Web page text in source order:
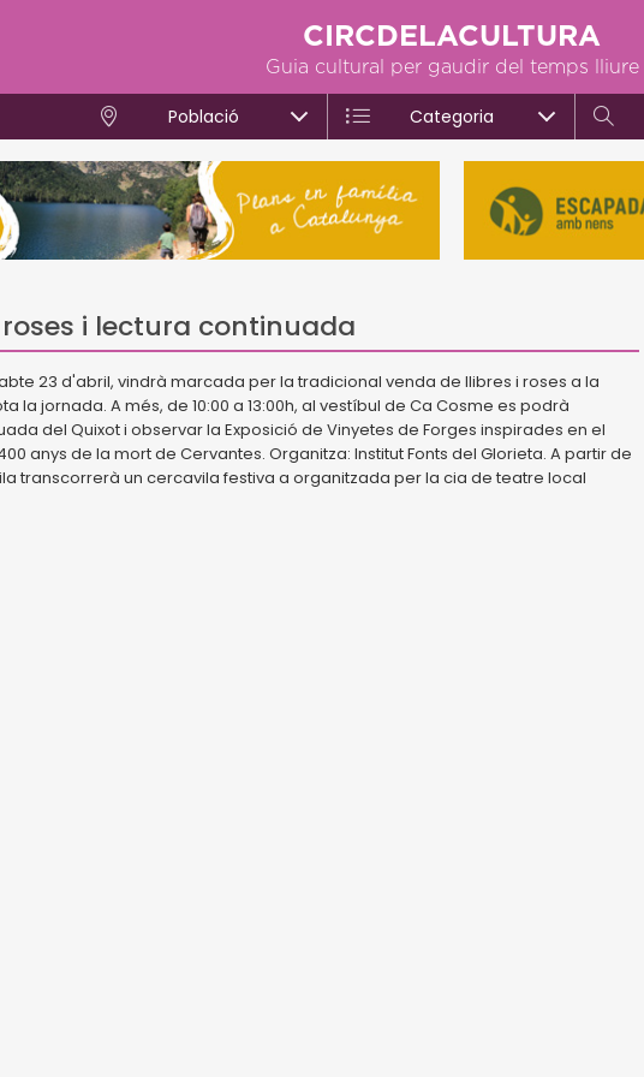
CIRCDELACULTURA
Guia cultural per gaudir del temps lliure
Població Categoria
i lectura continuada
23 d'abril, vindrà marcada per la tradicional venda de llibres i roses a la
la jornada. A més, de 10:00 a 13:00h, al vestíbul de Ca Cosme es podrà
del Quixot i observar la Exposició de Vinyetes de Forges inspirades en el
anys de la mort de Cervantes. Organitza: Institut Fonts del Glorieta. A partir de
transcorrerà un cercavila festiva a organitzada per la cia de teatre local